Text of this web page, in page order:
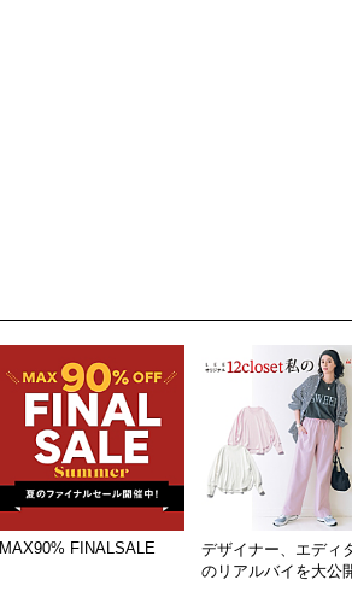
MAX90% FINALSALE
デザイナー、エディ
のリアルバイを大公